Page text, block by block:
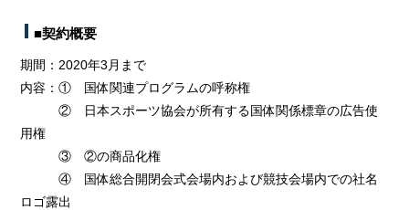
■契約概要
期間：2020年3月まで
内容：① 国体関連プログラムの呼称権
② 日本スポーツ協会が所有する国体関係標章の広告使
用権
③ ②の商品化権
④ 国体総合開閉会式会場内および競技会場内での社名
ロゴ露出